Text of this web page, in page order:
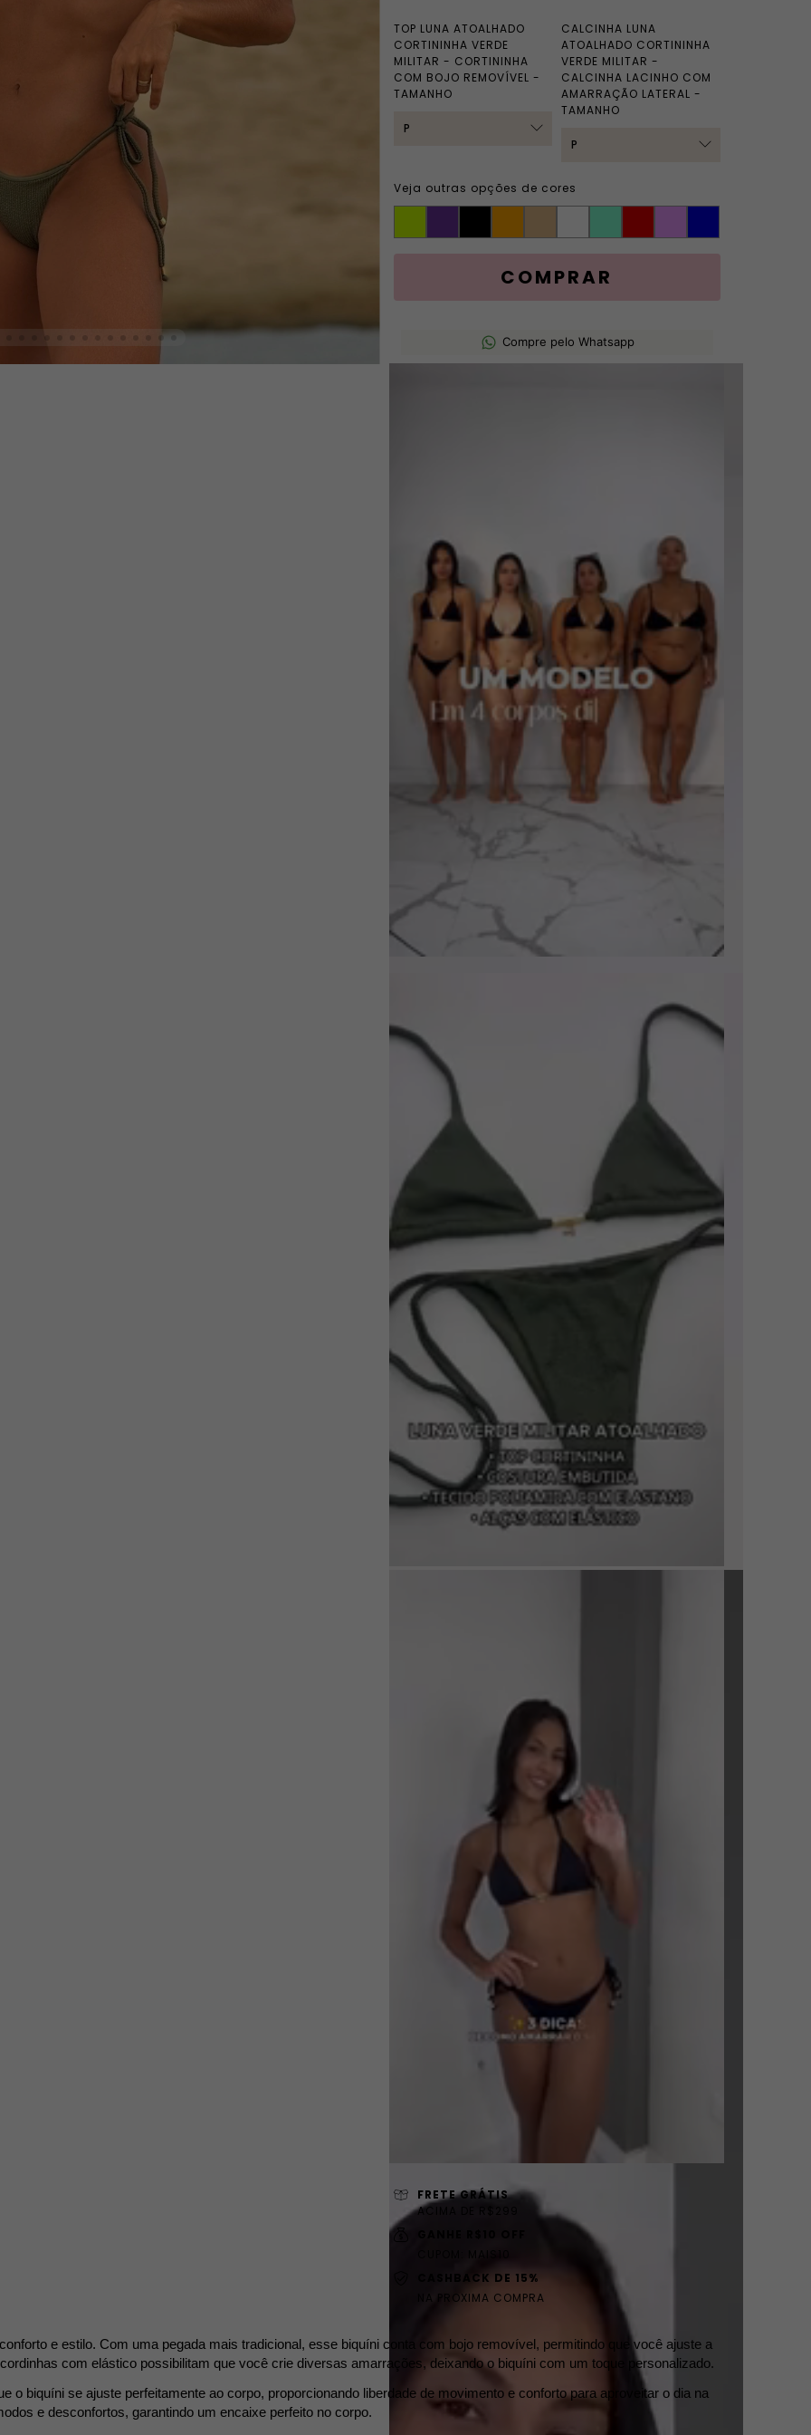
TOP LUNA ATOALHADO
CORTININHA VERDE
MILITAR - CORTININHA
COM BOJO REMOVÍVEL -
TAMANHO
CALCINHA LUNA
ATOALHADO CORTININHA
VERDE MILITAR -
CALCINHA LACINHO COM
AMARRAÇÃO LATERAL -
TAMANHO
Veja outras opções de cores
Compre pelo Whatsapp
FRETE GRÁTIS
ACIMA DE R$299
CASHBACK DE 15%
NA PROXIMA COMPRA
e estilo. Com uma pegada mais tradicional, esse biquíni conta com bojo removível, permitindo que você ajuste a
com elástico possibilitam que você crie diversas amarrações, deixando o biquíni com um toque personalizado.
o biquíni se ajuste perfeitamente ao corpo, proporcionando liberdade de movimento e conforto para aproveitar o dia na
e desconfortos, garantindo um encaixe perfeito no corpo.